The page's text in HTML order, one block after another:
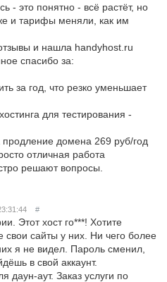
- это понятно - всё растёт, но
и тарифы меняли, как им
и нашла handyhost.ru
спасибо за:
за год, что резко уменьшает
для тестирования -
домена 269 руб/год
отличная работа
решают вопросы.
#
Этот хост го***! Хотите
сайты у них. Ни чего более
я не видел. Пароль сменил,
в свой аккаунт.
даун-аут. Заказ услуги по